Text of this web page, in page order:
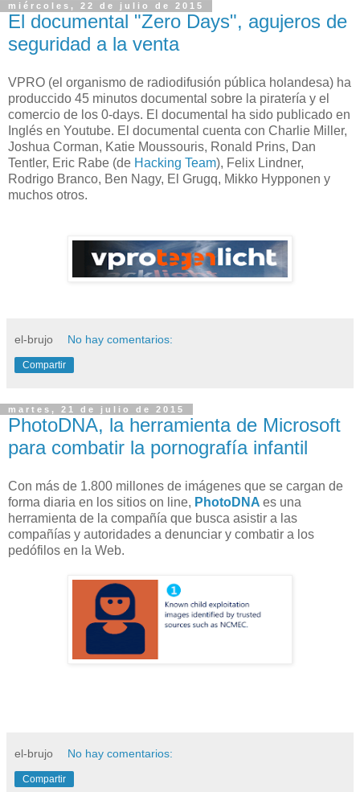
miércoles, 22 de julio de 2015
El documental "Zero Days", agujeros de
seguridad a la venta
VPRO (el organismo de radiodifusión pública holandesa) ha
produccido 45 minutos documental sobre la piratería y el
comercio de los 0-days. El documental ha sido publicado en
Inglés en Youtube. El documental cuenta con Charlie Miller,
Joshua Corman, Katie Moussouris, Ronald Prins, Dan
Tentler, Eric Rabe (de Hacking Team), Felix Lindner,
Rodrigo Branco, Ben Nagy, El Grugq, Mikko Hypponen y
muchos otros.
el-brujo No hay comentarios:
Compartir
martes, 21 de julio de 2015
PhotoDNA, la herramienta de Microsoft
para combatir la pornografía infantil
Con más de 1.800 millones de imágenes que se cargan de
forma diaria en los sitios on line, PhotoDNA es una
herramienta de la compañía que busca asistir a las
compañías y autoridades a denunciar y combatir a los
pedófilos en la Web.
el-brujo No hay comentarios:
Compartir